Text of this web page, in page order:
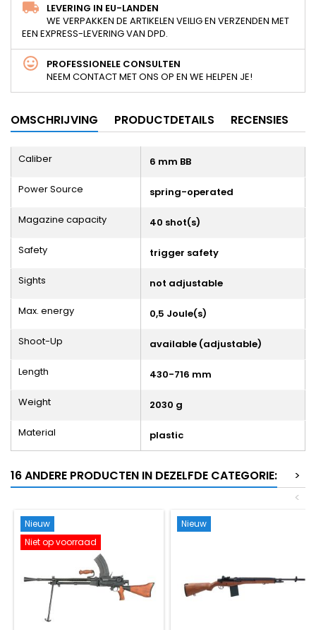
LEVERING IN EU-LANDEN
WE VERPAKKEN DE ARTIKELEN VEILIG EN VERZENDEN MET
EEN EXPRESS-LEVERING VAN DPD.
PROFESSIONELE CONSULTEN
NEEM CONTACT MET ONS OP EN WE HELPEN JE!
OMSCHRIJVING PRODUCTDETAILS RECENSIES
Caliber 6 mm BB
Power Source spring-operated
Magazine capacity 40 shot(s)
Safety trigger safety
Sights not adjustable
Max. energy 0,5 Joule(s)
Shoot-Up available (adjustable)
Length 430-716 mm
Weight 2030 g
Material plastic
16 ANDERE PRODUCTEN IN DEZELFDE CATEGORIE:
>
<
Nieuw
Niet op voorraad
Nieuw